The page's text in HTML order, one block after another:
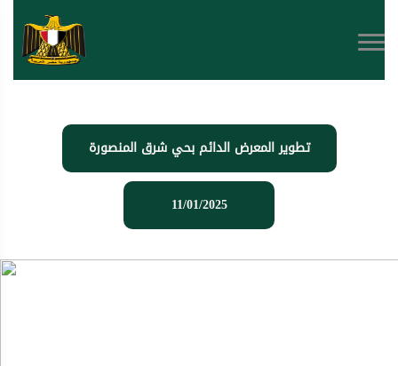
تطوير المعرض الدائم بحي شرق المنصورة
11/01/2025